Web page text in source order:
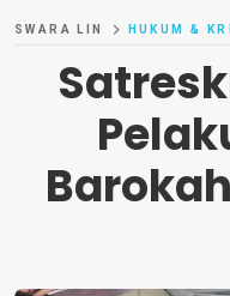
SWARA LIN HUKUM &